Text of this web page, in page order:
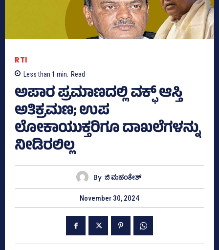
RTI
Less than 1 min. Read
ಅಪಾರ ಪ್ರಮಾಣದಲ್ಲಿ ವಕ್ಫ್‌ ಆಸ್ತಿ
ಅತಿಕ್ರಮಣ; ಉಪ
ಲೋಕಾಯುಕ್ತರಿಗೂ ದಾಖಲೆಗಳನ್ನು
ನೀಡಿರಲಿಲ್ಲ
By ಜಿ ಮಹಂತೇಶ್
November 30, 2024